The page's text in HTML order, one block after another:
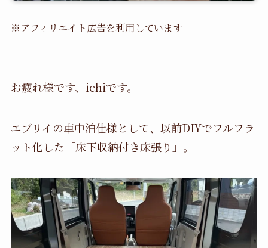
※アフィリエイト広告を利用しています
お疲れ様です、ichiです。​
エブリイの車中泊仕様として、以前DIYでフルフラ
ット化した「床下収納付き床張り」。